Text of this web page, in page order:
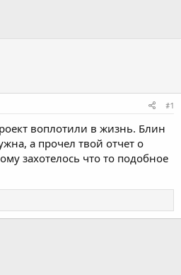
#1
воплотили в жизнь. Блин
а прочел твой отчет о
захотелось что то подобное